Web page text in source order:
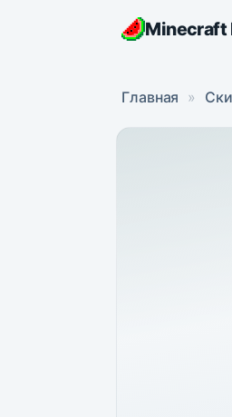
Minecraft
Главная »